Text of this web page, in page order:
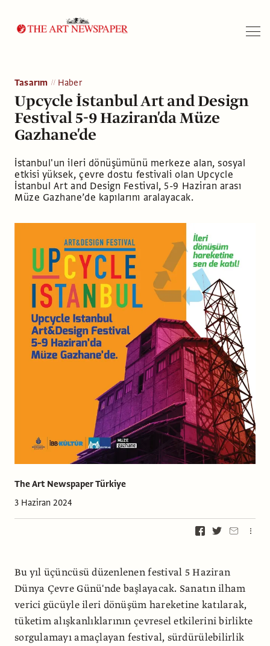
Tasarım Haber
Upcycle İstanbul Art and Design
Festival 5-9 Haziran'da Müze
Gazhane'de
İstanbul'un ileri dönüşümünü merkeze alan, sosyal
etkisi yüksek, çevre dostu festivali olan Upcycle
İstanbul Art and Design Festival, 5-9 Haziran arası
Müze Gazhane’de kapılarını aralayacak.
The Art Newspaper Türkiye
3 Haziran 2024
Bu yıl üçüncüsü düzenlenen festival 5 Haziran
Dünya Çevre Günü'nde başlayacak. Sanatın ilham
verici gücüyle ileri dönüşüm hareketine katılarak,
tüketim alışkanlıklarının çevresel etkilerini birlikte
sorgulamayı amaçlayan festival, sürdürülebilirlik